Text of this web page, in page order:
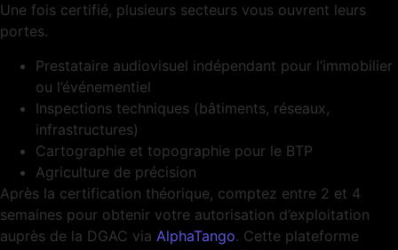
Une fois certifié, plusieurs secteurs vous ouvrent leurs
portes.
Prestataire audiovisuel indépendant pour l’immobilier
ou l’événementiel
Inspections techniques (bâtiments, réseaux,
infrastructures)
Cartographie et topographie pour le BTP
Agriculture de précision
Après la certification théorique, comptez entre 2 et 4
semaines pour obtenir votre autorisation d’exploitation
auprès de la DGAC via AlphaTango. Cette plateforme